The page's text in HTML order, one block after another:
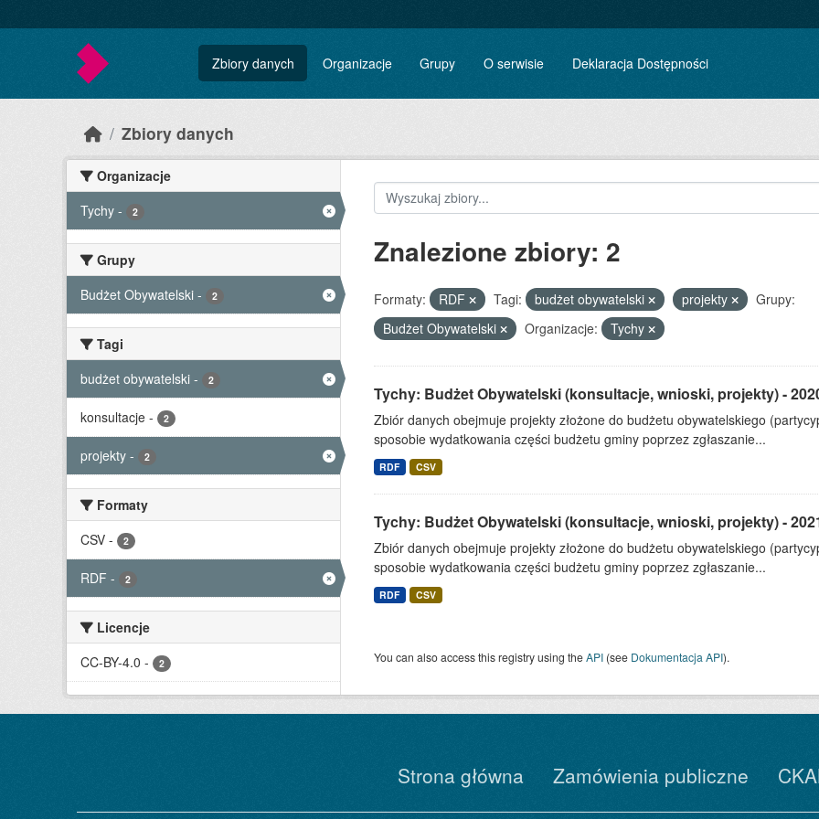
Zbiory danych Organizacje Grupy O serwisie Deklaracja Dostępności
Zbiory danych
Organizacje
Tychy - 2
Grupy
Budżet Obywatelski - 2
Tagi
budżet obywatelski - 2
konsultacje - 2
projekty - 2
Formaty
CSV - 2
RDF - 2
Licencje
CC-BY-4.0 - 2
Znalezione zbiory: 2
Formaty: RDF Tagi: budżet obywatelski projekty
Grupy:
Budżet Obywatelski
Organizacje: Tychy
Tychy: Budżet Obywatelski (konsultacje, wnioski, projekty) -
Zbiór danych obejmuje projekty złożone do budżetu obywatelskiego
sposobie wydatkowania części budżetu gminy poprzez zgłaszanie...
RDF CSV
Tychy: Budżet Obywatelski (konsultacje, wnioski, projekty) -
Zbiór danych obejmuje projekty złożone do budżetu obywatelskiego
sposobie wydatkowania części budżetu gminy poprzez zgłaszanie...
RDF CSV
You can also access this registry using theAPI(see Dokumentacja API).
Strona główna Zamówienia publiczne